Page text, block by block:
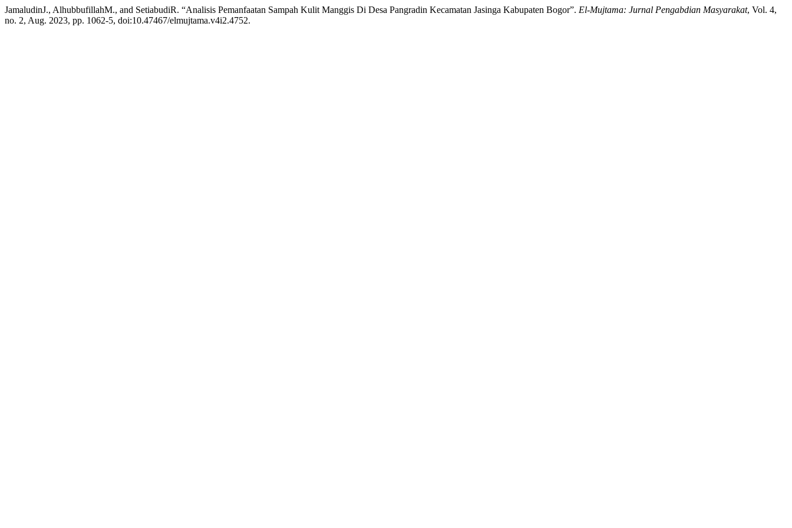
JamaludinJ., AlhubbufillahM., and SetiabudiR. “Analisis Pemanfaatan Sampah Kulit Manggis Di Desa Pangradin Kecamatan Jasinga Kabupaten Bogor”. El-Mujtama: Jurnal Pengabdian Masyarakat, Vol. 4,
no. 2, Aug. 2023, pp. 1062-5, doi:10.47467/elmujtama.v4i2.4752.